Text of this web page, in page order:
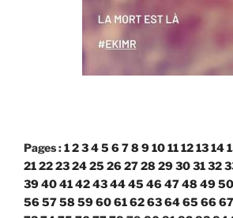
Pages :12345 678 91011121314
2122232425 262728 29303132
39404142434445 464748 4950
565758 59606162636465 6667